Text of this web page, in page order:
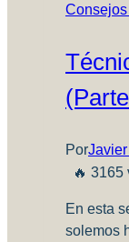
Por
🔥 3165
En esta
solemos